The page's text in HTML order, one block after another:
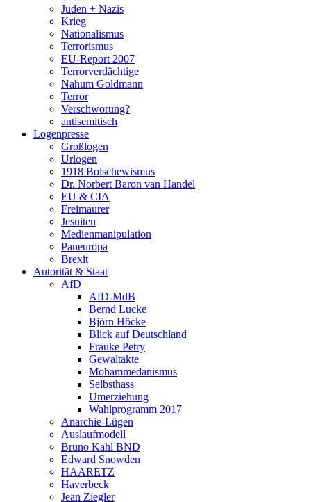
Juden + Nazis
Krieg
Nationalismus
Terrorismus
EU-Report 2007
Terrorverdächtige
Nahum Goldmann
Terror
Verschwörung?
antisemitisch
Logenpresse
Großlogen
Urlogen
1918 Bolschewismus
Dr. Norbert Baron van Handel
EU & CIA
Freimaurer
Jesuiten
Medienmanipulation
Paneuropa
Brexit
Autorität & Staat
AfD
AfD-MdB
Bernd Lucke
Björn Höcke
Blick auf Deutschland
Frauke Petry
Gewaltakte
Mohammedanismus
Selbsthass
Umerziehung
Wahlprogramm 2017
Anarchie-Lügen
Auslaufmodell
Bruno Kahl BND
Edward Snowden
HAARETZ
Haverbeck
Jean Ziegler